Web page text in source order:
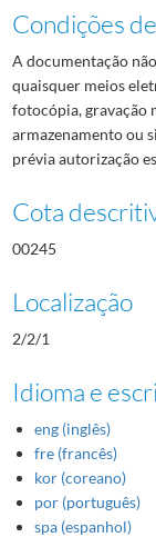
Condições
A documentação
quaisquer meios
fotocópia, gravação
armazenamento ou
prévia autorização
Cota
00245
Localização
2/2/1
Idioma e
eng (inglês)
fre (francês)
kor (coreano)
por (português)
spa (espanhol)